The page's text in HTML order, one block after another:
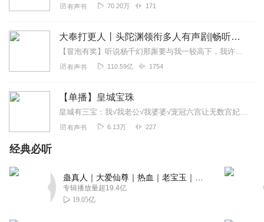
安宁0908
南城小葡萄
想静静啊Jimmy
我最喜欢月下大大的文，就希望能多听到大大的文，主播的
声音好听，播的也很好，喜欢！
2022-04-20
有声书 70.20万 171
大奉打更人丨头陀渊领衔多人有声剧|畅听全集|王鹤棣、田曦薇主演影视剧原著|卖报小郎君
【冒泡有奖】听说杨千幻那厮要与我一较高下，我许七安要开始装叉了！快进入声音播放页戳下方输入框，冒个泡偷偷告诉我，我要用哪些诗词才能胜过他？说得好的，有赏！202...
有声书 110.59亿 1754
【单播】皇城宝珠
皇城有三宝：我√我老公√我婆婆√宠冠六宫让无数宫妃嫉妒的苏贵妃，被陛下偏心着长大的宸王，但凡读书多点的人，谁不感慨一声，这对母子，将来肯定不会有好下场。即将与宸...
有声书 6.13万 227
经典必听
专辑播放量超19.4亿
19.05亿